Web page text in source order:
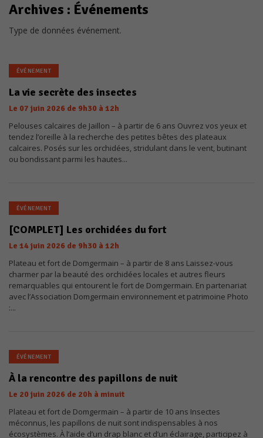
Archives : Événements
Type de données événement.
ÉVÉNEMENT
La vie secrète des insectes
Le 07 juin 2026 de 9h30 à 12h
Pelouses calcaires de Jaillon – à partir de 6 ans Ouvrez vos yeux et
tendez l’oreille à la recherche des petites bêtes des plateaux
calcaires. Posés sur les orchidées, stridulant dans le vent, butinant
ou bondissant parmi les hautes...
ÉVÉNEMENT
[COMPLET] Les orchidées du fort
Le 14juin 2026 de 9h30 à 12h
Plateau et fort de Domgermain – à partir de 8 ans Laissez-vous
charmer par la beauté des orchidées locales et autres fleurs
remarquables qui entourent le fort de Domgermain. En partenariat
avec l’Association Domgermain environnement et patrimoine Photo
:...
ÉVÉNEMENT
À la rencontre des papillons de nuit
Le 20 juin 2026 de 20h à minuit
Plateau et fort de Domgermain – à partir de 10 ans Insectes
méconnus, les papillons de nuit sont indispensables à nos
écosystèmes. À l’aide d’un drap blanc et d’un éclairage, participez à